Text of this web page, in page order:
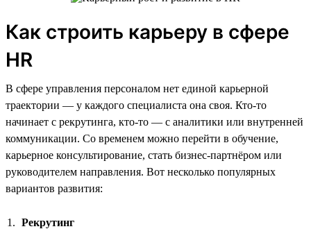
Как строить карьеру в сфере
HR
В сфере управления персоналом нет единой карьерной
траектории — у каждого специалиста она своя. Кто-то
начинает с рекрутинга, кто-то — с аналитики или внутренней
коммуникации. Со временем можно перейти в обучение,
карьерное консультирование, стать бизнес-партнёром или
руководителем направления. Вот несколько популярных
вариантов развития:
Рекрутинг